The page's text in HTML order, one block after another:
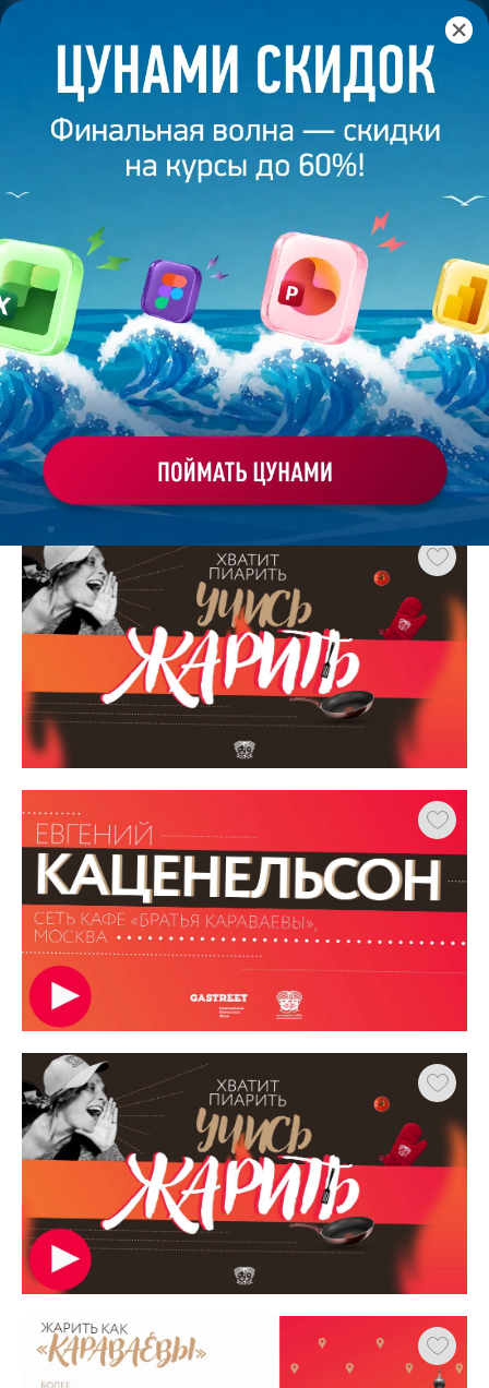
Главная /Банк слайдов / Презентация 47 – Разработана
студией Bonnie&Slide для Сети кафе “Братья Караваевы”
ПРЕЗЕНТАЦИЯ 47 - РАЗРАБОТАНА
СТУДИЕЙ BONNIE&SLIDE ДЛЯ
СЕТИ КАФЕ "БРАТЬЯ
КАРАВАЕВЫ"
Моё избранное
эксперта
ХОЧУ ЗАКАЗАТЬ ТАКУЮ ПРЕЗЕНТАЦИЮ